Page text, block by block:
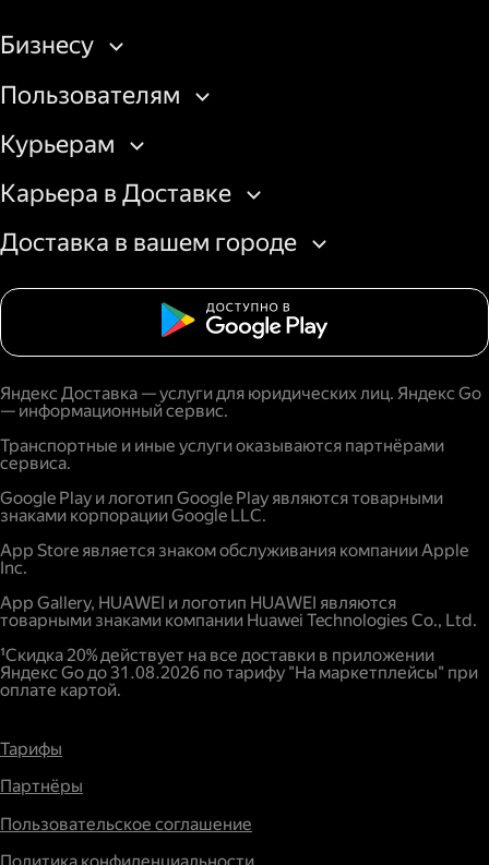
Бизнесу
Пользователям
Курьерам
Карьера в Доставке
Доставка в вашем городе
Яндекс Доставка — услуги для юридических лиц. Яндекс Go
— информационный сервис.
Транспортные и иные услуги оказываются партнёрами
сервиса.
Google Play и логотип Google Play являются товарными
знаками корпорации Google LLC.
App Store является знаком обслуживания компании Apple
Inc.
App Gallery, HUAWEI и логотип HUAWEI являются
товарными знаками компании Huawei Technologies Co., Ltd.
¹Скидка 20% действует на все доставки в приложении
Яндекс Go до 31.08.2026 по тарифу "На маркетплейсы" при
оплате картой.
Тарифы
Партнёры
Пользовательское соглашение
Политика конфиденциальности